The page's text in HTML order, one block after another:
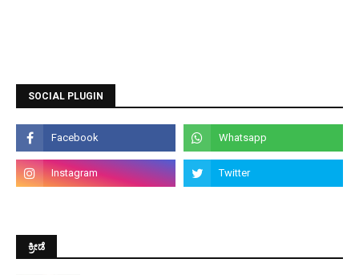
SOCIAL PLUGIN
ಕ್ರೀಡೆ